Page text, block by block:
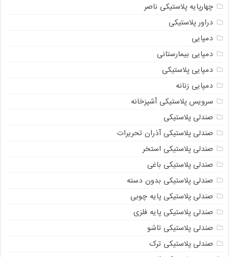
چهارپایه پلاستیکی ناصر
دراور پلاستیکی
دمپایی
دمپایی بیمارستانی
دمپایی پلاستیکی
دمپایی زنانه
سرویس پلاستیکی آشپزخانه
صندلی پلاستیکی
صندلی پلاستیکی آذران تحریرات
صندلی پلاستیکی استخر
صندلی پلاستیکی باغی
صندلی پلاستیکی بدون دسته
صندلی پلاستیکی پایه چوبی
صندلی پلاستیکی پایه فلزی
صندلی پلاستیکی تاشو
صندلی پلاستیکی ترک